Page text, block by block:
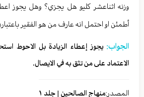
وزنه اثناعشر كليو هل يجزي؟ وهل يجوز
أطمئن او احتمل انه عارف من هو الفقير
الجواب:يجوز إعطاء الزيادة بل الاحوط
الاعتماد على من تثق به في الايصال.
المصدر:منهاج الصالحين | جلد ١